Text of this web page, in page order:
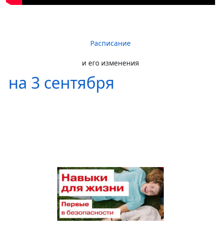
Расписание
и его изменения
на 3 сентября